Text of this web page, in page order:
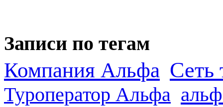
Записи по тегам
Компания Альфа Сеть
Туроператор Альфа